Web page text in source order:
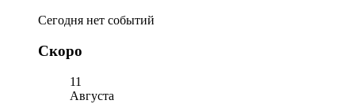
Сегодня нет событий
Скоро
11
Августа